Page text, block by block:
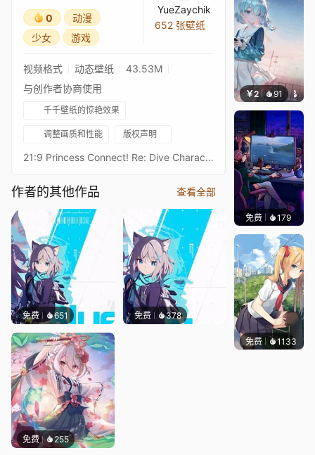
诞）3★
0
动漫
少女
游戏
YueZaychik
652 张壁纸
视频格式 动态壁纸
43.53M
与创作者协商使用
千千壁纸的惊艳效果
调整画质和性能 版权声明
21:9 Princess Connect! Re: Dive Character Live Wallpaperプリンセスコネクトリダイブ超异域公主连结！Re: DiveResolution: 21:9 3440*1440Overall Bit Rate: ≈40Mb/s ± 3Mb/s3★纯 圣诞3★ジュン（クリスマス） - JunAfter Waifu2x upscaling + FFmpeg frame processing16:9 3584 x 2016 Resolution：https://steamcommunity.com/sharedfiles/filedetails/?id=2914684746Princess Connect! Re: Dive 16:9 Collections：https://steamcommunity.com/sharedfiles/filedetails/?id=2134024999Princess Connect! Re: Dive 21:9 Collections：https://steamcommunity.com/sharedfiles/filedetails/?id=2137377323
作者的其他作品 查看全部
免费 651 免费 378
免费 255
￥2 91 豆子
免费 179
免费 1133